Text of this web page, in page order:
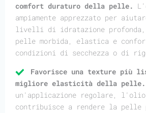
comfort duraturo della pelle.
ampiamente apprezzato per
livelli di idratazione profonda,
pelle morbida, elastica e
condizioni di secchezza o di
Favorisce una texture più
migliore elasticità della pelle.
un'applicazione regolare,
contribuisce a rendere la